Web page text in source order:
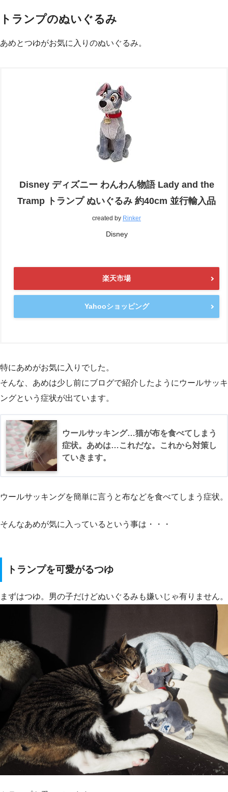
トランプのぬいぐるみ
あめとつゆがお気に入りのぬいぐるみ。
Disney ディズニー わんわん物語 Lady and the
Tramp トランプ ぬいぐるみ 約40cm 並行輸入品
created by Rinker
Disney
楽天市場
Yahooショッピング
特にあめがお気に入りでした。
そんな、あめは少し前にブログで紹介したようにウールサッキ
ングという症状が出ています。
ウールサッキング…猫が布を食べてしまう
症状。あめは…これだな。これから対策し
ていきます。
ウールサッキングを簡単に言うと布などを食べてしまう症状。
そんなあめが気に入っているという事は・・・
トランプを可愛がるつゆ
まずはつゆ。男の子だけどぬいぐるみも嫌いじゃ有りません。